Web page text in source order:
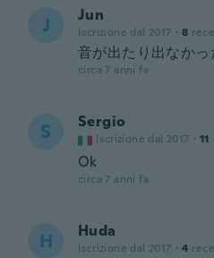
J Jun
Iscrizione dal 2017 · 8
音が出たり出なかっ
circa 7 anni fa
S Sergio
Iscrizione dal 2017 · 11
Ok
circa 7 anni fa
H Huda
Iscrizione dal 2017 · 4